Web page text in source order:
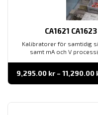
CA1621
Kalibratorer för samtidig
samt mA och V
9,295.00 kr – 11,290.00